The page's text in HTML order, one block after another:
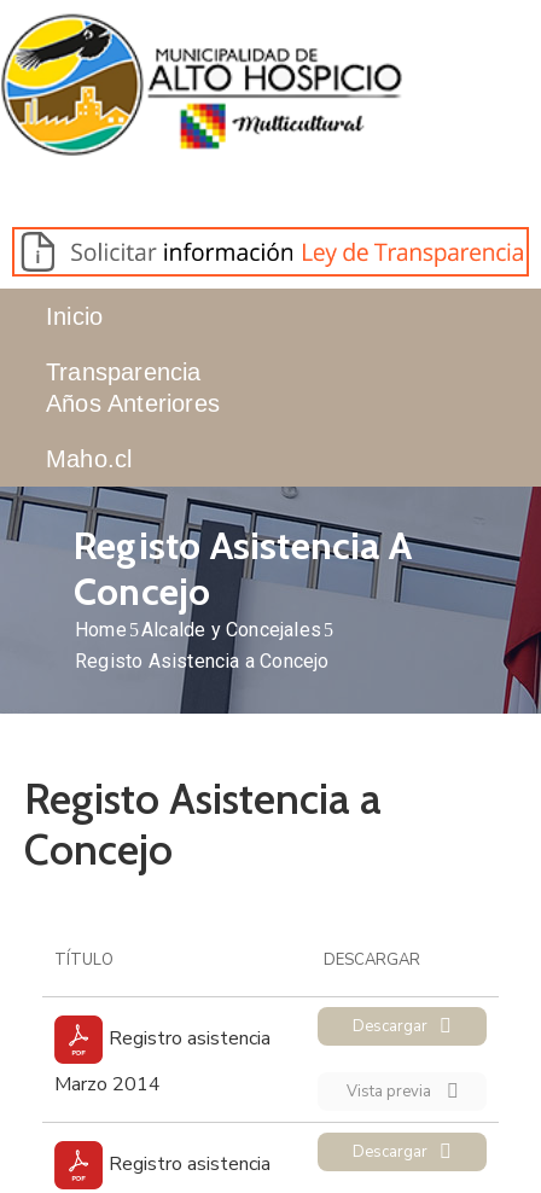
Inicio
Transparencia
Años Anteriores
Maho.cl
Registo Asistencia A
Concejo
Home
Alcalde y Concejales
Registo Asistencia a Concejo
Registo Asistencia a
Concejo
TÍTULO DESCARGAR
Registro asistencia
Marzo 2014
Descargar
Vista previa
Registro asistencia
Descargar